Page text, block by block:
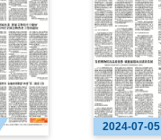
2024-07-05